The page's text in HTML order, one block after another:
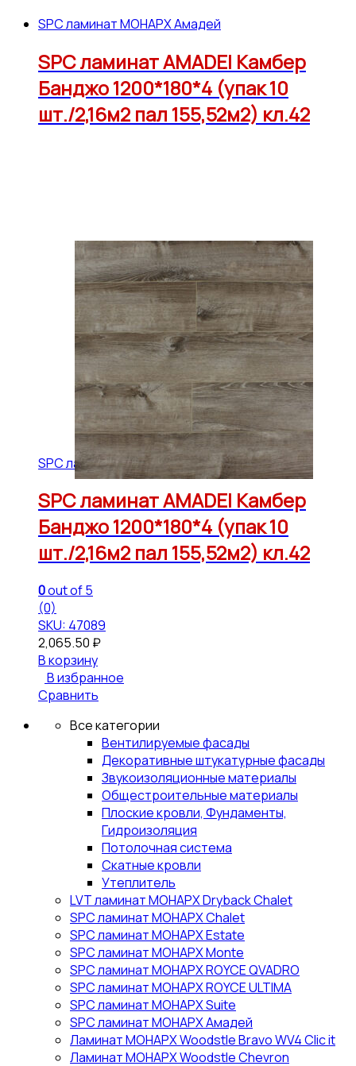
SPC ламинат МОНАРХ Амадей
SPC ламинат AMADEI Камбер
Банджо 1200*180*4 (упак 10
шт./2,16м2 пал 155,52м2) кл.42
SPC ламинат МОНАРХ Амадей
SPC ламинат AMADEI Камбер
Банджо 1200*180*4 (упак 10
шт./2,16м2 пал 155,52м2) кл.42
0out of 5
(0)
SKU: 47089
2,065.50 ₽
В корзину
В избранное
Сравнить
Все категории
Вентилируемые фасады
Декоративные штукатурные фасады
Звукоизоляционные материалы
Общестроительные материалы
Плоские кровли, Фундаменты,
Гидроизоляция
Потолочная система
Скатные кровли
Утеплитель
LVT ламинат МОНАРХ Dryback Chalet
SPC ламинат МОНАРХ Chalet
SPC ламинат МОНАРХ Estate
SPC ламинат МОНАРХ Monte
SPC ламинат МОНАРХ ROYCE QVADRO
SPC ламинат МОНАРХ ROYCE ULTIMA
SPC ламинат МОНАРХ Suite
SPC ламинат МОНАРХ Амадей
Ламинат МОНАРХ Woodstle Bravo WV4 Clic it
Ламинат МОНАРХ Woodstle Chevron